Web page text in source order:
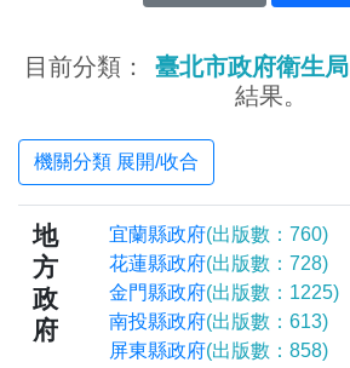
目前分類： 臺北市政府衛生局
結果。
機關分類 展開/收合
地
方
政
府
宜蘭縣政府(出版數：760)
花蓮縣政府(出版數：728)
金門縣政府(出版數：1225)
南投縣政府(出版數：613)
屏東縣政府(出版數：858)